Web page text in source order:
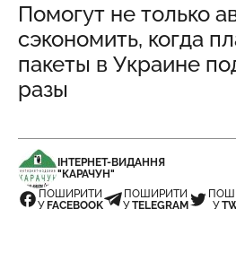
Помогут не только
сэкономить, когда
пакеты в Украине
разы
ІНТЕРНЕТ-ВИДАННЯ
"КАРАЧУН"
ПОШИРИТИ
У FACEBOOK
ПОШИРИТИ
УTELEGRAM
У